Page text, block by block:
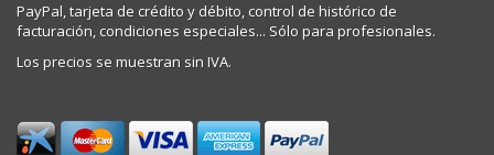
PayPal, tarjeta de crédito y débito, control de histórico de
facturación, condiciones especiales... Sólo para profesionales.
Los precios se muestran sin IVA.